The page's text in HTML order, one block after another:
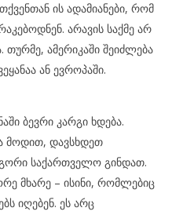
ის ადამიანები, რომ
არავის საქმე არ
თურმე, ამერიკაში შეიძლება
ან ევროპაში.
ბევრი კარგი ხდება.
მოდით, დავსხდეთ
საქართველო გინდათ.
მხარე – ისინი, რომლებიც
იღებენ. ეს არც